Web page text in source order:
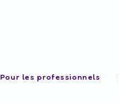
Pour les professionnels